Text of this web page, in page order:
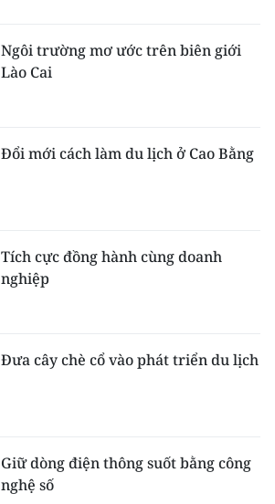
Ngôi trường mơ ước trên biên giới
Lào Cai
Đổi mới cách làm du lịch ở Cao Bằng
Tích cực đồng hành cùng doanh
nghiệp
Đưa cây chè cổ vào phát triển du lịch
Giữ dòng điện thông suốt bằng công
nghệ số